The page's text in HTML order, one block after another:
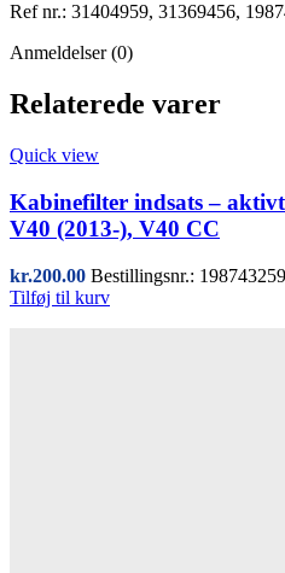
Ref nr.: 31404959, 31369456,
Anmeldelser (0)
Relaterede varer
Quick view
Kabinefilter indsats –
V40 (2013-), V40 CC
kr.200.00 Bestillingsnr.:
Tilføj til kurv